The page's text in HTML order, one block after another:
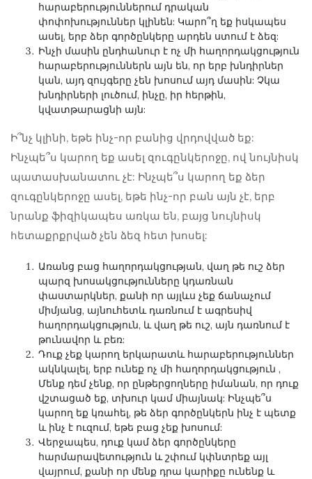
հարաբերություններում դրական
փոփոխություններ կլինեն: Կարո՞ղ եք իսկապես
ասել, երբ ձեր գործընկերը արդեն ստում է ձեզ:
Ինչի մասին ընդհանուր է ոչ մի հաղորդակցություն
հարաբերություններն այն են, որ երբ խնդիրներ
կան, այդ զույգերը չեն խոսում այդ մասին: Չկա
խնդիրների լուծում, ինչը, իր հերթին,
կվատթարացնի այն:
Ի՞նչ կլինի, եթե ինչ-որ բանից վրդովված եք:
Ինչպե՞ս կարող եք ասել զուգընկերոջը, ով նույնիսկ
պատասխանատու չէ: Ինչպե՞ս կարող եք ձեր
զուգընկերոջը ասել, եթե ինչ-որ բան այն չէ, երբ
նրանք ֆիզիկապես առկա են, բայց նույնիսկ
հետաքրքրված չեն ձեզ հետ խոսել:
Առանց բաց հաղորդակցության, վաղ թե ուշ ձեր
պարզ խոսակցությունները կդառնան
փաստարկներ, քանի որ այլևս չեք ճանաչում
միմյանց, այնուհետև դառնում է ագրեսիվ
հաղորդակցություն, և վաղ թե ուշ, այն դառնում է
թունավոր և բեռ:
Դուք չեք կարող երկարատև հարաբերություններ
ակնկալել, երբ ունեք ոչ մի հաղորդակցություն ,
Մենք դեմ չենք, որ ընթերցողները իմանան, որ դուք
վշտացած եք, տխուր կամ միայնակ: Ինչպե՞ս
կարող եք կռահել, թե ձեր գործընկերն ինչ է պետք
և ինչ է ուզում, եթե բաց չեք խոսում:
Վերջապես, դուք կամ ձեր գործընկերը
հարմարավետություն և շփում կփնտրեք այլ
վայրում, քանի որ մենք դրա կարիքը ունենք և